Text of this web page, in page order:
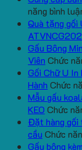
năng bình
Quà tặng gối
Gấu Bông
Viên Chức
Gối Chữ U In
Hành Chức
Mẫu gấu
KEO Chức
Đặt hàng gối
cầu Chức
Gấu bông